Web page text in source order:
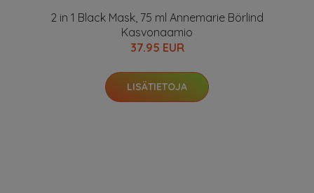
2 in 1 Black Mask, 75 ml Annemarie Börlind
Kasvonaamio
37.95 EUR
LISÄTIETOJA